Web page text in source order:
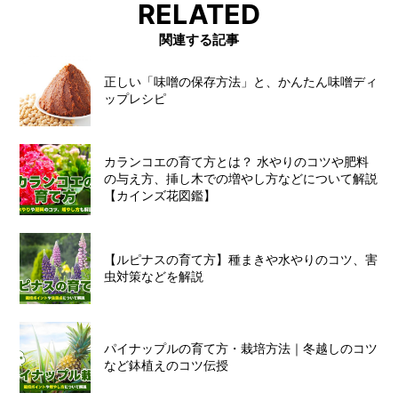
RELATED
関連する記事
正しい「味噌の保存方法」と、かんたん味噌ディ
ップレシピ
カランコエの育て方とは？ 水やりのコツや肥料
の与え方、挿し木での増やし方などについて解説
【カインズ花図鑑】
【ルピナスの育て方】種まきや水やりのコツ、害
虫対策などを解説
パイナップルの育て方・栽培方法｜冬越しのコツ
など鉢植えのコツ伝授